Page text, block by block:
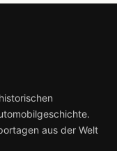
aus der Welt